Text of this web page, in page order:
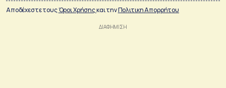
Αποδέχεστε τουςΌροι Χρήσηςκαι τηνΠολιτικη Απορρήτου